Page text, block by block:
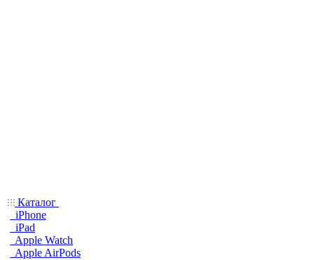
Каталог
iPhone
iPad
Apple Watch
Apple AirPods